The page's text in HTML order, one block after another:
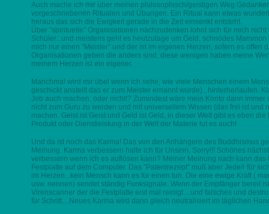
Auch mache ich mir über meinen philosophisch/geistigen Weg
vorgeschriebenen Ritualen und Übungen. Ein Ritual kann etwas
heraus das sich die Ewigkeit gerade in die Zeit einsenkt entsteht.
Über "spirituelle" Organisationen nachzudenken lohnt sich für mich
Schüler...und meistens geht es heutzutage um Geld, schnödes
mich nur einen "Meister" und der ist im eigenen Herzen, sofern es offen
Organisationen geben die anders sind, diese wenigen haben meine
meinem Herzen ist ein eigener.
Manchmal wird mir übel wenn ich sehe, wie viele Menschen einem
geschickt anstellt das er zum Meister ernannt wurde) , hinterherlaufen.
Job auch machen, oder nicht!? Zumindest wäre mein Konto dann
nicht zum Guru zu werden und mit universellem Wissen (das frei ist und
machen. Geist ist Geist und Geld ist Geld, in dieser Welt gibt es eben
Produkt oder Dienstleistung in der Welt der Materie tut es auch!
Und da ist noch das Karma! Das von den Anhängern des Buddhismus
Meinung. Karma verbessern halte ich für Unsinn, Sorry!!! Schönes
verbessern wenn ich es auflösen kann? Meiner Meinung nach kann
Festplatte auf dem Computer. Das "Patentrezept" muß aber Jede/r für
im Herzen...kein Mensch kann es für einen tun. Die eine ewige Kraft (
usw. nennen) sendet ständig Funksignale. Wenn der Empfänger bereit
Virenscanner der die Festplatte erst mal reinigt....und falsches und
für Schritt....Neues Karma wird dann gleich neutralisiert im täglichen